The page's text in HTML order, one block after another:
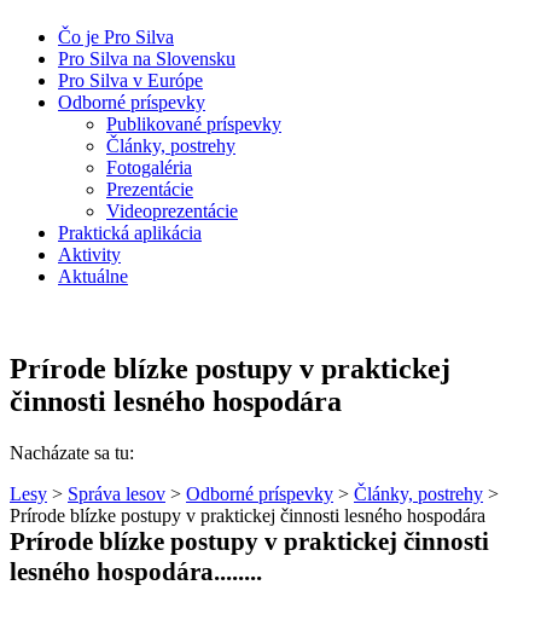
Čo je Pro Silva
Pro Silva na Slovensku
Pro Silva v Európe
Odborné príspevky
Publikované príspevky
Články, postrehy
Fotogaléria
Prezentácie
Videoprezentácie
Praktická aplikácia
Aktivity
Aktuálne
Prírode blízke postupy v praktickej
činnosti lesného hospodára
Nacházate sa tu:
Lesy > Správa lesov > Odborné príspevky > Články, postrehy >
Prírode blízke postupy v praktickej činnosti lesného hospodára
Prírode blízke postupy v praktickej činnosti
lesného hospodára........